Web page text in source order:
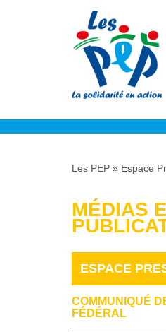
Les PEP » Espace
MÉDIAS
ESPACE
COMMUNIQUÉ
FÉDÉRAL